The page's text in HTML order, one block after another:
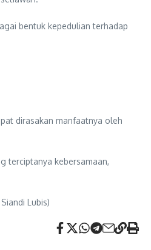
bentuk kepedulian terhadap
dirasakan manfaatnya oleh
terciptanya kebersamaan,
Lubis)